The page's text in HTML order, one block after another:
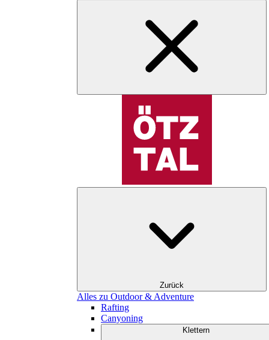
Zurück
Alles zu Outdoor & Adventure
Rafting
Canyoning
Klettern